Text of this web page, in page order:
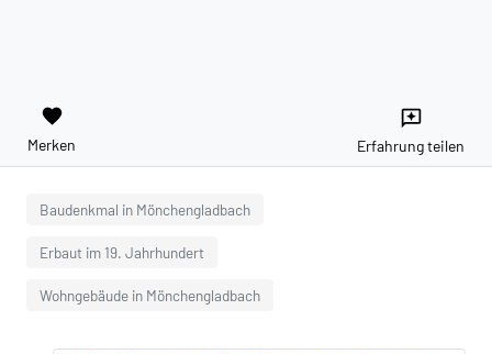
favorite
Merken
reviews
Erfahrung teilen
Baudenkmal in Mönchengladbach
Erbaut im 19. Jahrhundert
Wohngebäude in Mönchengladbach